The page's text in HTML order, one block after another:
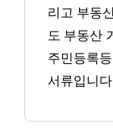
리고 부동
도 부동산
주민등록
서류입니